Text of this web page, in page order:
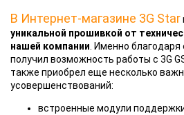
В Интернет-магазине 3G Star
уникальной прошивкой от
нашей компании . Именно
получил возможность работы с 3G
также приобрел еще несколько
усовершенствований:
встроенные модули